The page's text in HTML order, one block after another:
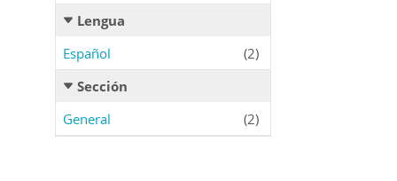
Lengua
Español
(2)
Sección
General
(2)